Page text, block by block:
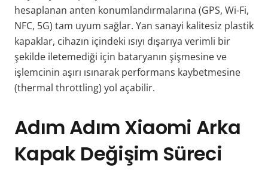
hesaplanan anten konumlandırmalarına (GPS, Wi-Fi,
NFC, 5G) tam uyum sağlar. Yan sanayi kalitesiz plastik
kapaklar, cihazın içindeki ısıyı dışarıya verimli bir
şekilde iletemediği için bataryanın şişmesine ve
işlemcinin aşırı ısınarak performans kaybetmesine
(thermal throttling) yol açabilir.
Adım Adım Xiaomi Arka
Kapak Değişim Süreci